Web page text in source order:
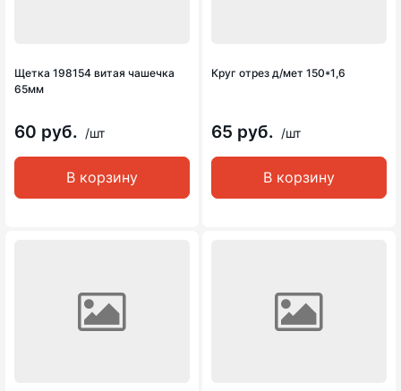
Щетка 198154 витая чашечка
65мм
60 руб. /шт
В корзину
Круг отрез д/мет 150*1,6
65 руб. /шт
В корзину